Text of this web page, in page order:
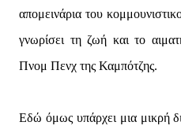
απομεινάρια του
γνωρίσει τη ζωή και το
Πνομ Πενχ της Καμπότζης.
Εδώ όμως υπάρχει μια μικρή